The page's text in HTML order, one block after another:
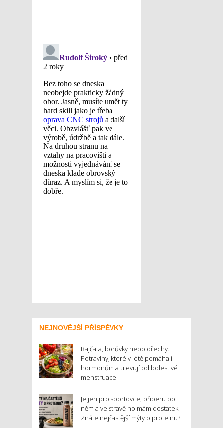
NEJNOVĚJŠÍ PŘÍSPĚVKY
Rajčata, borůvky nebo ořechy.
Potraviny, které v létě pomáhají
hormonům a ulevují od bolestivé
menstruace
Je jen pro sportovce, přiberu po
něm a ve stravě ho mám dostatek.
Znáte nejčastější mýty o proteinu?